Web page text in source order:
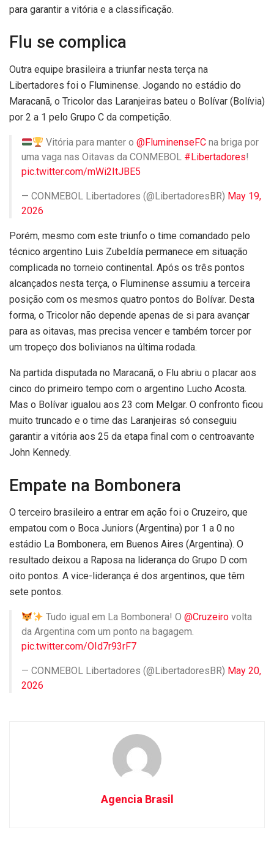
para garantir a vitória e a classificação.
Flu se complica
Outra equipe brasileira a triunfar nesta terça na
Libertadores foi o Fluminense. Jogando no estádio do
Maracanã, o Tricolor das Laranjeiras bateu o Bolívar (Bolívia)
por 2 a 1 pelo Grupo C da competição.
Vitória para manter o@FluminenseFC na briga por
uma vaga nas Oitavas da CONMEBOL #Libertadores!
pic.twitter.com/mWi2ItJBE5
— CONMEBOL Libertadores (@LibertadoresBR) May 19,
2026
Porém, mesmo com este triunfo o time comandado pelo
técnico argentino Luis Zubeldía permanece em situação
complicada no torneio continental. Após os três pontos
alcançados nesta terça, o Fluminense assumiu a terceira
posição com os mesmos quatro pontos do Bolívar. Desta
forma, o Tricolor não depende apenas de si para avançar
para as oitavas, mas precisa vencer e também torcer por
um tropeço dos bolivianos na última rodada.
Na partida disputada no Maracanã, o Flu abriu o placar aos
cinco do primeiro tempo com o argentino Lucho Acosta.
Mas o Bolívar igualou aos 23 com Melgar. O confronto ficou
muito truncado e o time das Laranjeiras só conseguiu
garantir a vitória aos 25 da etapa final com o centroavante
John Kennedy.
Empate na Bombonera
O terceiro brasileiro a entrar em ação foi o Cruzeiro, que
empatou com o Boca Juniors (Argentina) por 1 a 0 no
estádio La Bombonera, em Buenos Aires (Argentina). O
resultado deixou a Raposa na liderança do Grupo D com
oito pontos. A vice-liderança é dos argentinos, que têm
sete pontos.
Tudo igual em La Bombonera! O@Cruzeiro volta
da Argentina com um ponto na bagagem.
pic.twitter.com/OId7r93rF7
— CONMEBOL Libertadores (@LibertadoresBR) May 20,
2026
Agencia Brasil